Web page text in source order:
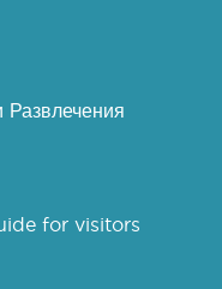
for visitors